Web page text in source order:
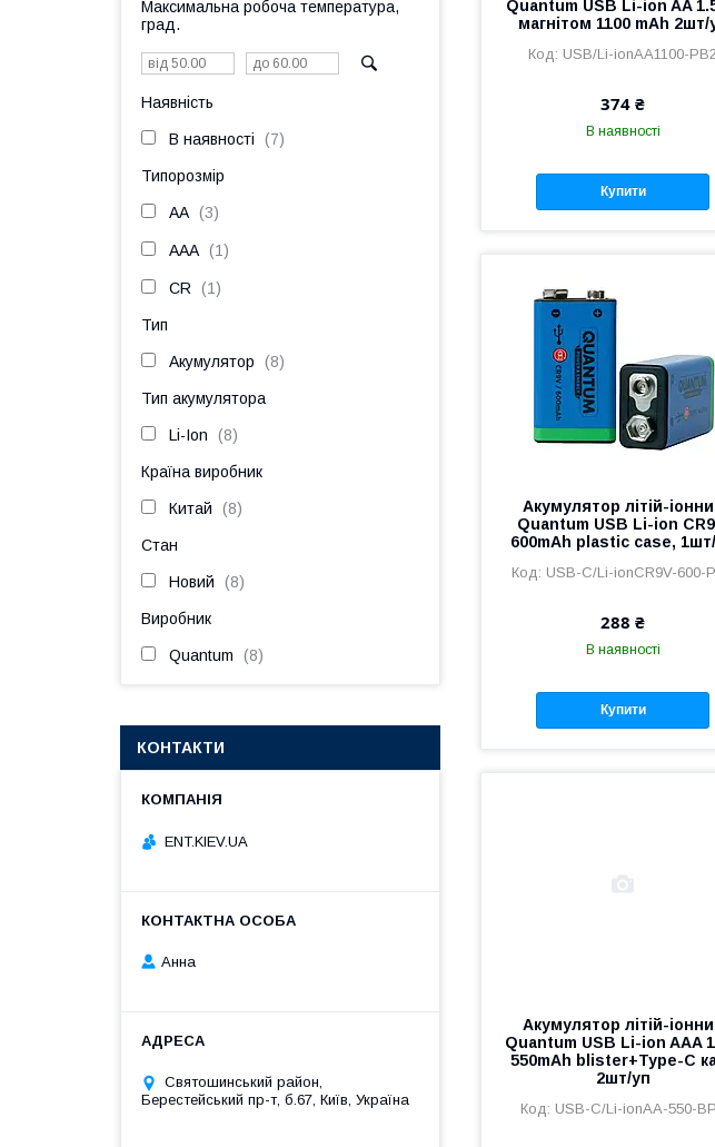
Quantum USB Li-ion AA
магнітом 1100 mAh 2шт/
USB/Li-ionAA1100-PB2
374 ₴
В наявності
Купити
Акумулятор літій-
Quantum USB Li-ion
600mAh plastic case,
USB-C/Li-ionCR9V-600-
288 ₴
В наявності
Купити
Акумулятор літій-
Quantum USB Li-ion AAA
550mAh blister+Type-C
2шт/уп
USB-C/Li-ionAA-550-
Максимальна робоча температура,
град.
Наявність
В наявності 7
Типорозмір
AA 3
AAA 1
CR 1
Тип
Акумулятор 8
Тип акумулятора
Li-Ion 8
Країна виробник
Китай 8
Стан
Новий 8
Виробник
Quantum 8
КОНТАКТИ
ENT.KIEV.UA
Анна
Святошинський район,
Берестейський пр-т, б.67, Київ, Україна